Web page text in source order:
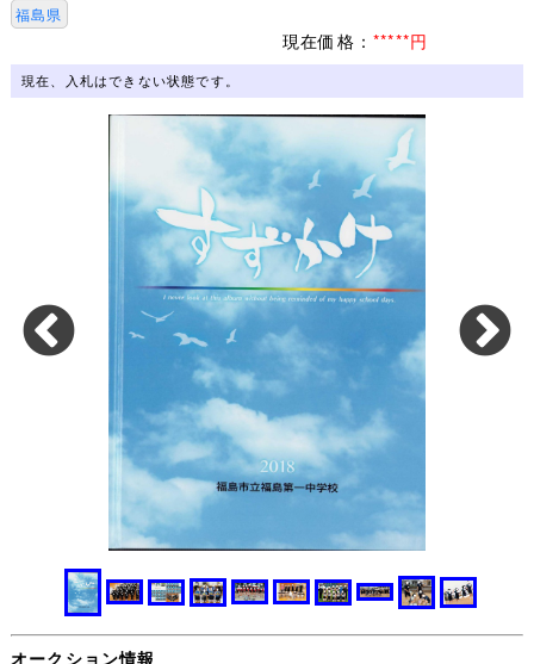
福島県
現在価格： *****円
現在、入札はできない状態です。
オークション情報